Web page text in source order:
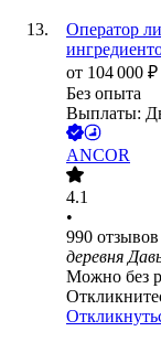
Оператор
от 104 000 ₽
Без опыта
Выплаты:
ANCOR
4.1
•
990 отзывов
деревня
Можно без